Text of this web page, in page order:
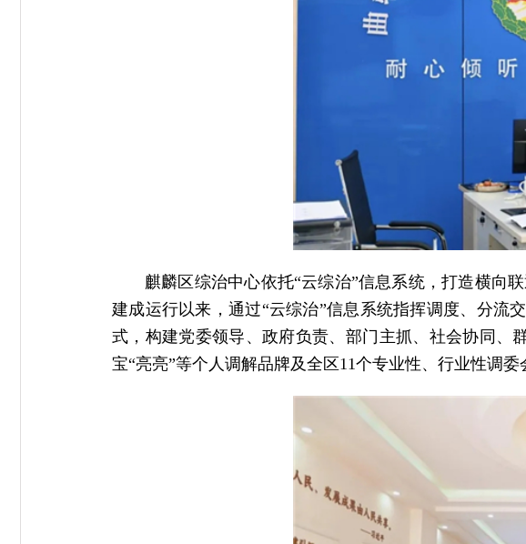
麒麟区综治中心依托“云综治”信息系统，打造横向
建成运行以来，通过“云综治”信息系统指挥调度、分流
式，构建党委领导、政府负责、部门主抓、社会协同、
宝“亮亮”等个人调解品牌及全区11个专业性、行业性调